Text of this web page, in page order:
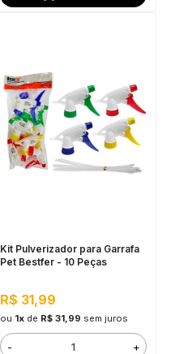
Kit Pulverizador para Garrafa
Pet Bestfer - 10 Peças
R$ 31,99
ou 1xde R$ 31,99 sem juros
- +